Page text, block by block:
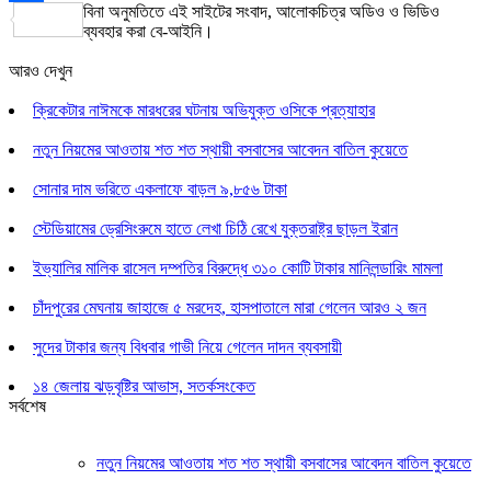
Share
বিনা অনুমতিতে এই সাইটের সংবাদ, আলোকচিত্র অডিও ও ভিডিও
ব্যবহার করা বে-আইনি।
আরও দেখুন
ক্রিকেটার নাঈমকে মারধরের ঘটনায় অভিযুক্ত ওসিকে প্রত্যাহার
নতুন নিয়মের আওতায় শত শত স্থায়ী বসবাসের আবেদন বাতিল কুয়েতে
সোনার দাম ভরিতে একলাফে বাড়ল ৯,৮৫৬ টাকা
স্টেডিয়ামের ড্রেসিংরুমে হাতে লেখা চিঠি রেখে যুক্তরাষ্ট্র ছাড়ল ইরান
ইভ্যালির মালিক রাসেল দম্পতির বিরুদ্ধে ৩১০ কোটি টাকার মানিলন্ডারিং মামলা
চাঁদপুরের মেঘনায় জাহাজে ৫ মরদেহ, হাসপাতালে মারা গেলেন আরও ২ জন
সুদের টাকার জন্য বিধবার গাভী নিয়ে গেলেন দাদন ব্যবসায়ী
১৪ জেলায় ঝড়বৃষ্টির আভাস, সতর্কসংকেত
সর্বশেষ
নতুন নিয়মের আওতায় শত শত স্থায়ী বসবাসের আবেদন বাতিল কুয়েতে